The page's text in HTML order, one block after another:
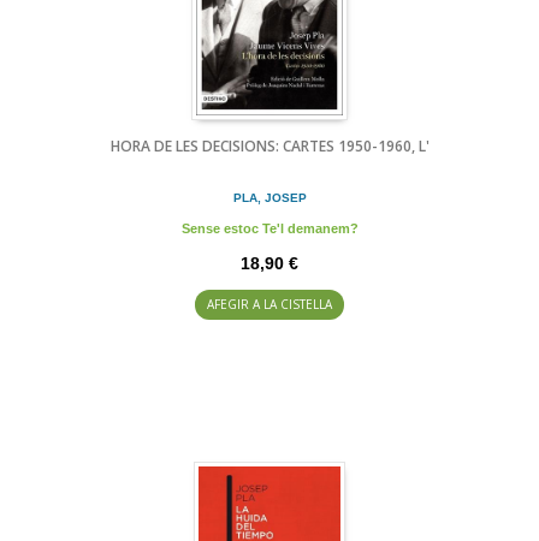
HORA DE LES DECISIONS: CARTES 1950-1960, L'
PLA, JOSEP
Sense estoc Te'l demanem?
18,90 €
AFEGIR A LA CISTELLA